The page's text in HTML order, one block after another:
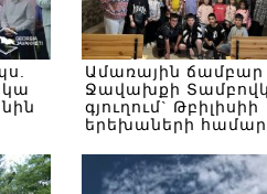
Ամառային ճամբար
Ջավախքի
գյուղում` Թբիլիսիի
երեխաների համար